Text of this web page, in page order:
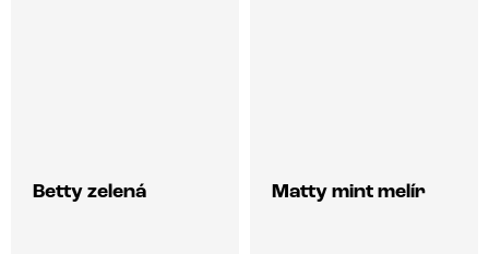
Betty zelená Matty mint melír